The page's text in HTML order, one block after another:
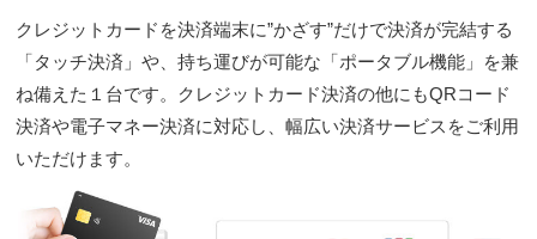
クレジットカードを決済端末に”かざす”だけで決済が完結する
「タッチ決済」や、持ち運びが可能な「ポータブル機能」を兼
ね備えた１台です。クレジットカード決済の他にもQRコード
決済や電子マネー決済に対応し、幅広い決済サービスをご利用
いただけます。